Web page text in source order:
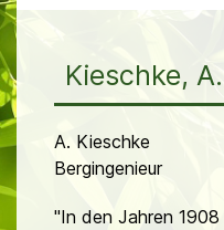
Kieschke, A.
A. Kieschke
Bergingenieur
"In den Jahren 1908